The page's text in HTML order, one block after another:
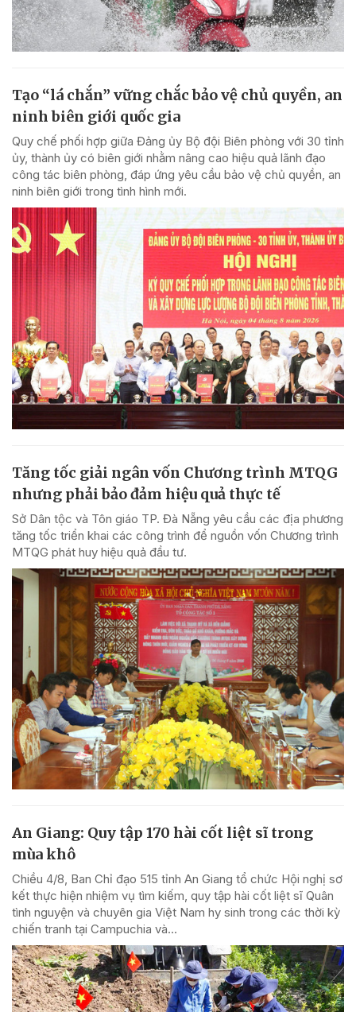
Tạo “lá chắn” vững chắc bảo vệ chủ quyền, an
ninh biên giới quốc gia
Quy chế phối hợp giữa Đảng ủy Bộ đội Biên phòng với 30 tỉnh
ủy, thành ủy có biên giới nhằm nâng cao hiệu quả lãnh đạo
công tác biên phòng, đáp ứng yêu cầu bảo vệ chủ quyền, an
ninh biên giới trong tình hình mới.
Tăng tốc giải ngân vốn Chương trình MTQG
nhưng phải bảo đảm hiệu quả thực tế
Sở Dân tộc và Tôn giáo TP. Đà Nẵng yêu cầu các địa phương
tăng tốc triển khai các công trình để nguồn vốn Chương trình
MTQG phát huy hiệu quả đầu tư.
An Giang: Quy tập 170 hài cốt liệt sĩ trong
mùa khô
Chiều 4/8, Ban Chỉ đạo 515 tỉnh An Giang tổ chức Hội nghị sơ
kết thực hiện nhiệm vụ tìm kiếm, quy tập hài cốt liệt sĩ Quân
tình nguyện và chuyên gia Việt Nam hy sinh trong các thời kỳ
chiến tranh tại Campuchia và...